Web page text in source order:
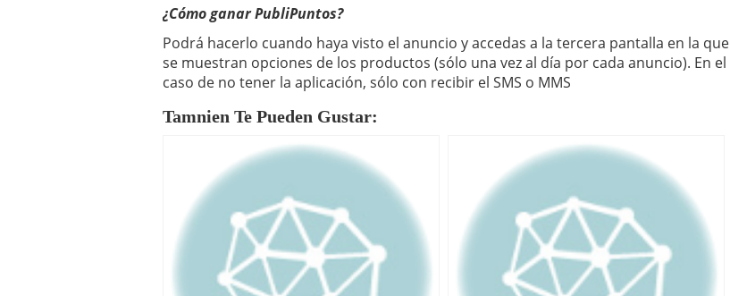
¿Cómo ganar PubliPuntos?
Podrá hacerlo cuando haya visto el anuncio y accedas a la tercera pantalla en la que
se muestran opciones de los productos (sólo una vez al día por cada anuncio). En el
caso de no tener la aplicación, sólo con recibir el SMS o MMS
Tamnien Te Pueden Gustar: